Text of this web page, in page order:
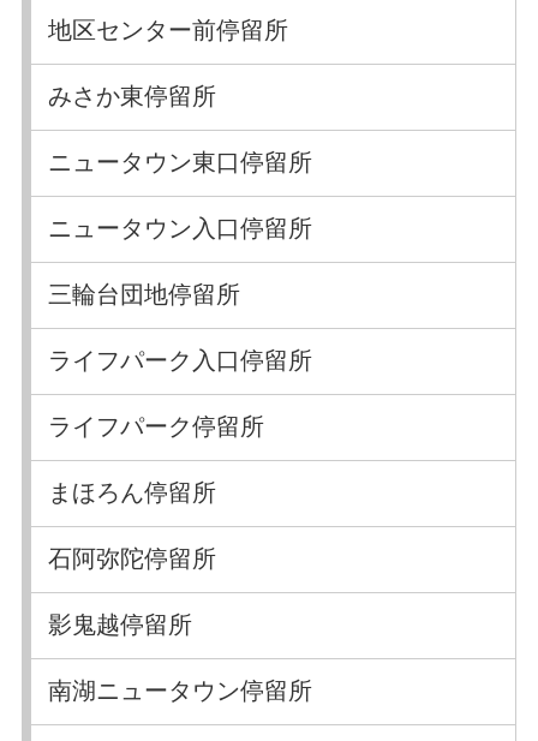
地区センター前停留所
みさか東停留所
ニュータウン東口停留所
ニュータウン入口停留所
三輪台団地停留所
ライフパーク入口停留所
ライフパーク停留所
まほろん停留所
石阿弥陀停留所
影鬼越停留所
南湖ニュータウン停留所